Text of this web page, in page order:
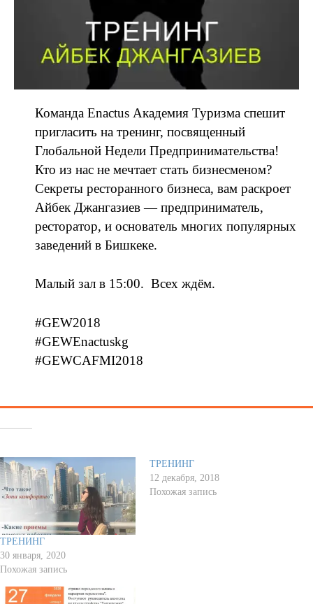
Команда Enactus Академия Туризма спешит
пригласить на тренинг, посвященный
Глобальной Недели Предпринимательства!
Кто из нас не мечтает стать бизнесменом?
Секреты ресторанного бизнеса, вам раскроет
Айбек Джангазиев — предприниматель,
ресторатор, и основатель многих популярных
заведений в Бишкеке.
Малый зал в 15:00. Всех ждём.
#GEW2018
#GEWEnactuskg
#GEWCAFMI2018
ТРЕНИНГ
30 января, 2020
Похожая запись
ТРЕНИНГ
12 декабря, 2018
Похожая запись